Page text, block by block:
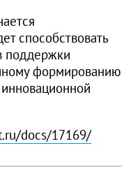
способствовать
поддержки
формированию
docs/17169/